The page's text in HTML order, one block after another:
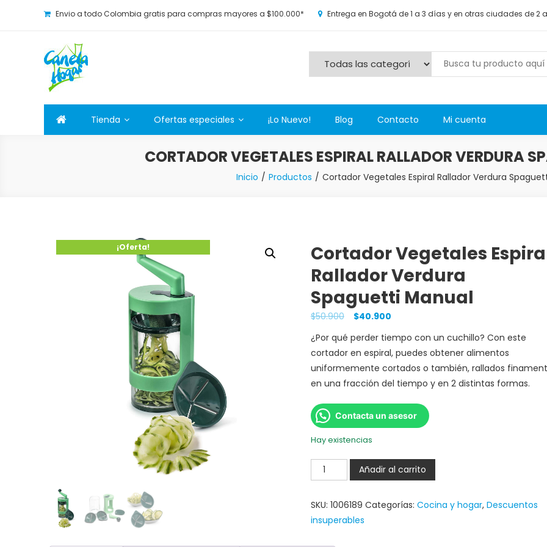
Envio a todo Colombia gratis para compras mayores a $100.000* Entrega en Bogotá de 1 a 3 días y en otras ciudades de 2
Canela Hogar
Tienda
Ofertas especiales ¡Lo Nuevo! Blog Contacto Mi cuenta
CORTADOR VEGETALES ESPIRAL RALLADOR VERDURA
Inicio Productos Cortador Vegetales Espiral Rallador Verdura
¡Oferta!
Cortador Vegetales
Rallador Verdura
Spaguetti Manual
$50.900 $40.900
¿Por qué perder tiempo con un cuchillo? Con este
cortador en espiral, puedes obtener alimentos
uniformemente cortados o también, rallados
en una fracción del tiempo y en 2 distintas formas.
Contacta un asesor
Hay existencias
Añadir al carrito
SKU: 1006189 Categorías: Cocina y hogar, Descuentos
insuperables